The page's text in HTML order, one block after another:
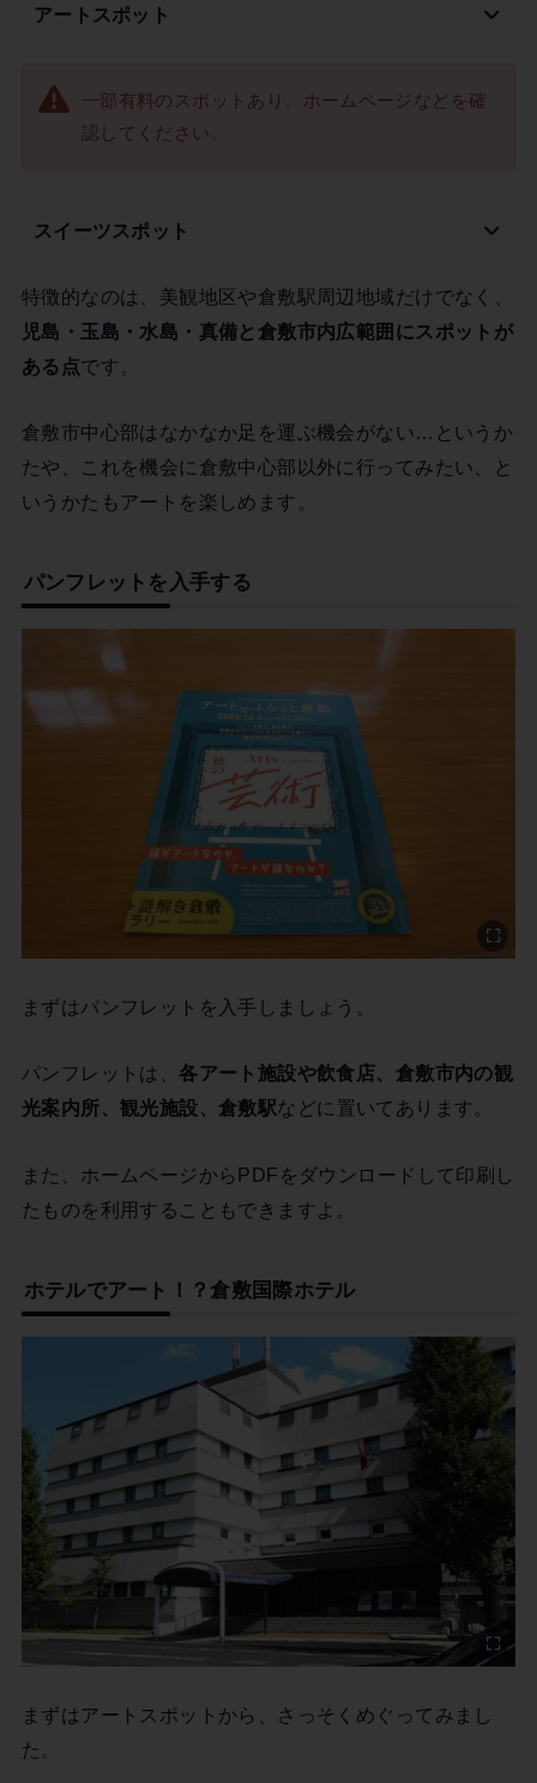
アートスポット
一部有料のスポットあり。ホームページなどを確
認してください。
スイーツスポット
特徴的なのは、美観地区や倉敷駅周辺地域だけでなく、
児島・玉島・水島・真備と倉敷市内広範囲にスポットが
ある点です。
倉敷市中心部はなかなか足を運ぶ機会がない…というか
たや、これを機会に倉敷中心部以外に行ってみたい、と
いうかたもアートを楽しめます。
パンフレットを入手する
まずはパンフレットを入手しましょう。
パンフレットは、 各アート施設や飲食店、倉敷市内の観
光案内所、観光施設、倉敷駅などに置いてあります。
また、ホームページからPDFをダウンロードして印刷し
たものを利用することもできますよ。
ホテルでアート！？倉敷国際ホテル
まずはアートスポットから、さっそくめぐってみまし
た。